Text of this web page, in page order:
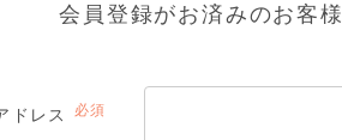
会員登録がお済みのお客様
ドレス